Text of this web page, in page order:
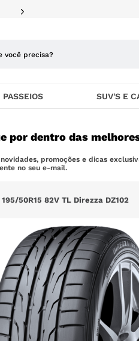
PASSEIOS SUV'S E
por dentro das
promoções e dicas
no seu e-mail.
50R15 82V TL Direzza DZ102